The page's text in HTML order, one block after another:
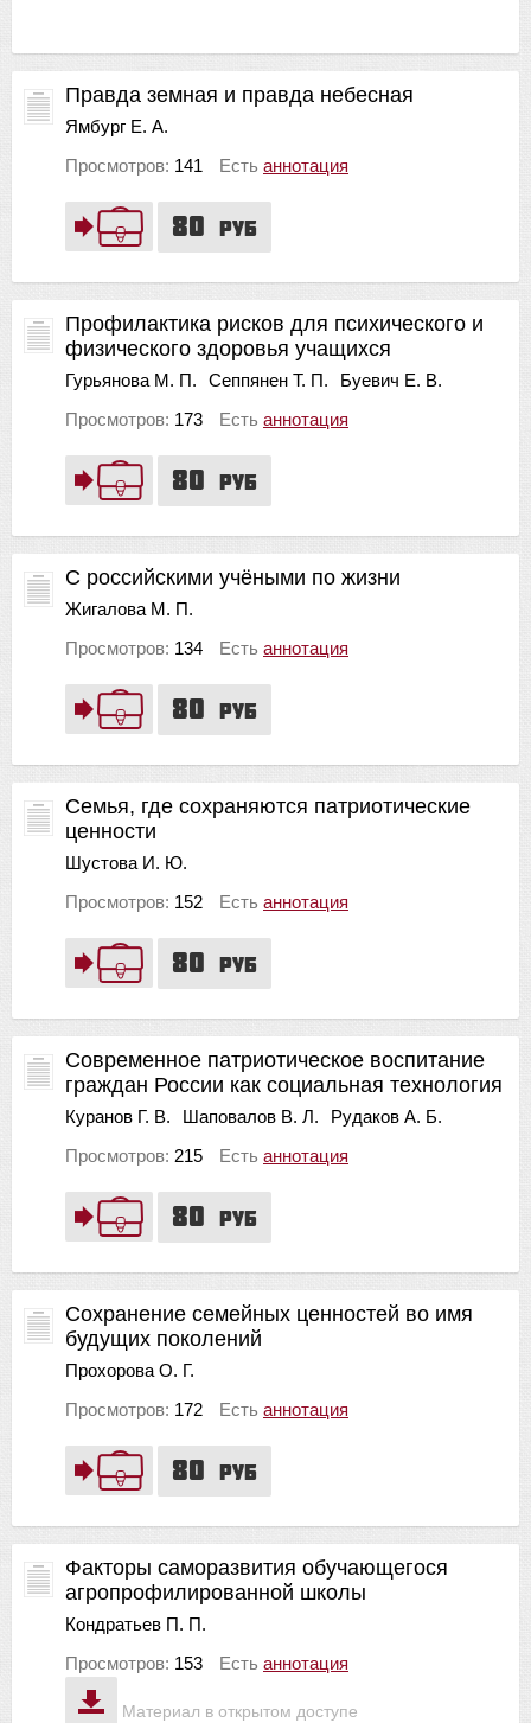
80 руб
Правда земная и правда небесная
Ямбург Е. А.
Просмотров: 141 Есть аннотация
80 руб
Профилактика рисков для психического и
физического здоровья учащихся
Гурьянова М. П. Сеппянен Т. П.
Буевич Е. В.
Просмотров: 173 Есть аннотация
80 руб
С российскими учёными по жизни
Жигалова М. П.
Просмотров: 134 Есть аннотация
80 руб
Семья, где сохраняются патриотические
ценности
Шустова И. Ю.
Просмотров: 152 Есть аннотация
80 руб
Современное патриотическое воспитание
граждан России как социальная технология
Куранов Г. В. Шаповалов В. Л.
Рудаков А. Б.
Просмотров: 215 Есть аннотация
80 руб
Сохранение семейных ценностей во имя
будущих поколений
Прохорова О. Г.
Просмотров: 172 Есть аннотация
Материал в открытом доступе
Факторы саморазвития обучающегося
агропрофилированной школы
Кондратьев П. П.
Просмотров: 153 Есть аннотация